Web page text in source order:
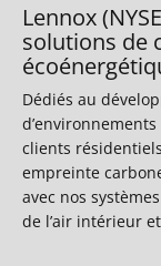
Lennox
solutions de
Dédiés au
clients
empreinte
avec nos
de l’air intérieur